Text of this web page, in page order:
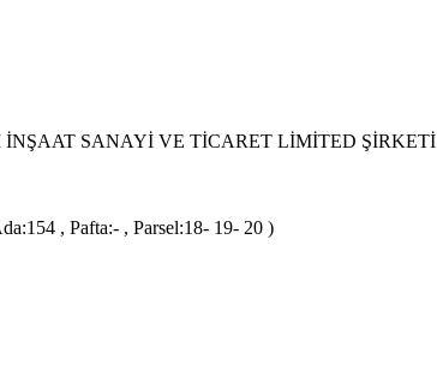
SANAYİ VE TİCARET LİMİTED ŞİRKETİ
, Pafta:- , Parsel:18- 19- 20 )